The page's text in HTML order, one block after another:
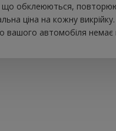
що обклеюються,
ціна на кожну
вашого автомобіля